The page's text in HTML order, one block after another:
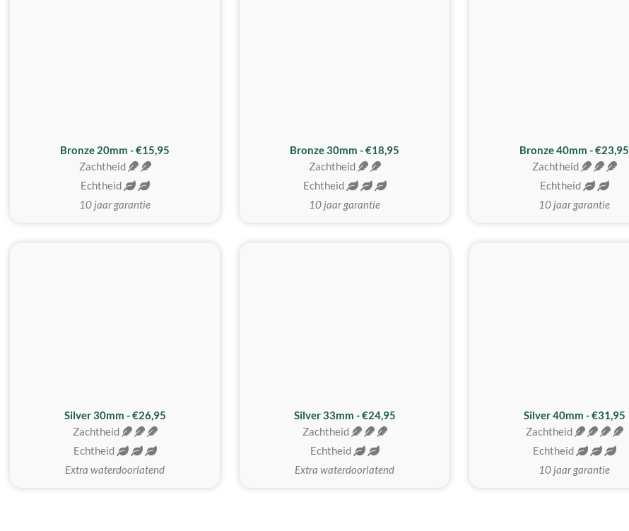
Bronze 20mm - €15,95
Zachtheid
Echtheid
10 jaar garantie
Bronze 30mm - €18,95
Zachtheid
Echtheid
10 jaar garantie
Bronze 40mm - €23,95
Zachtheid
Echtheid
10 jaar garantie
Silver 30mm - €26,95
Zachtheid
Echtheid
Extra waterdoorlatend
Silver 33mm - €24,95
Zachtheid
Echtheid
Extra waterdoorlatend
Silver 40mm - €31,95
Zachtheid
Echtheid
10 jaar garantie